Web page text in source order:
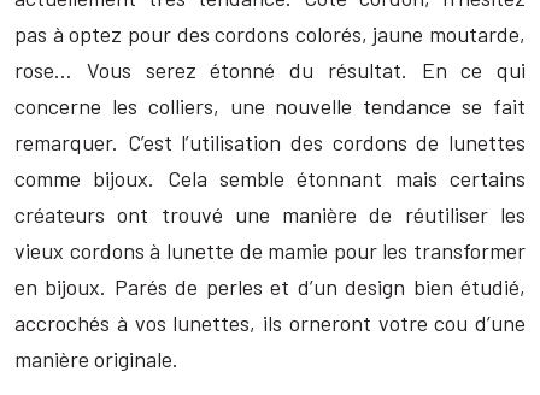
pas à optez pour des cordons colorés, jaune moutarde,
rose… Vous serez étonné du résultat. En ce qui
concerne les colliers, une nouvelle tendance se fait
remarquer. C’est l’utilisation des cordons de lunettes
comme bijoux. Cela semble étonnant mais certains
créateurs ont trouvé une manière de réutiliser les
vieux cordons à lunette de mamie pour les transformer
en bijoux. Parés de perles et d’un design bien étudié,
accrochés à vos lunettes, ils orneront votre cou d’une
manière originale.